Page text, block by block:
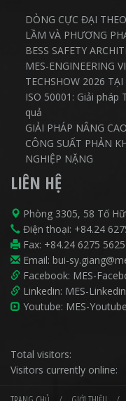
DÒNG CỰC ĐẠI
LẦM VÀ PHƯƠNG
BESS SAFETY
MES-ENGINEERING
TECHSHOW 2026
ISO 50001: Giải
quả
GIẢI PHÁP NÂNG
CÔNG SUẤT PHẢN
NGHIỆP NẶNG
LIÊN HỆ
Phòng 3305, 58 Tố
Điện thoại: +84.24
Fax: +84.24 6275 5625
Email: bui-
Facebook: MES-
Linkedin: MES-Linkedin
Youtube: MES-Youtube
Total visitors:
Visitors currently online: